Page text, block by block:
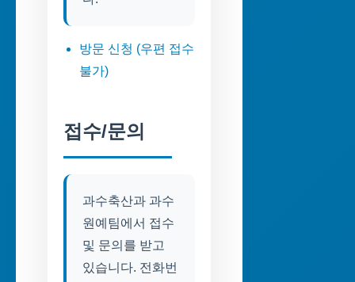
방문 신청 (우편 접수
불가)
접수/문의
과수축산과 과수
원예팀에서 접수
및 문의를 받고
있습니다. 전화번